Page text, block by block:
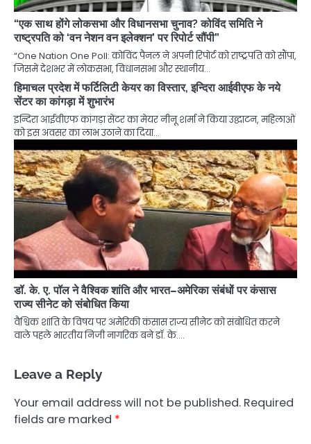
“एक साथ होंगे लोकसभा और विधानसभा चुनाव? कोविंद समिति ने
राष्ट्रपति को ‘वन नेशन वन इलेक्शन’ पर रिपोर्ट सौंपी”
“One Nation One Poll: कोविंद पैनल ने अपनी रिपोर्ट को राष्ट्रपति को सौंपा,
जिसमें देशभर में लोकसभा, विधानसभा और स्थानीय…
हिमाचल प्रदेश में फर्टिलिटी केयर का विस्तार, इन्दिरा आईवीएफ के नये
सेंटर का कांगड़ा में शुभारंभ
इन्दिरा आईवीएफ कांगड़ा सेंटर का मेयर नीनू शर्मा ने किया उद्घाटन, महिलाओं
को इस अवसर का लाभ उठाने का दिया…
डॉ. के. ए. पॉल ने वैश्विक शांति और भारत–अमेरिका संबंधों पर कंसास
राज्य सीनेट को संबोधित किया
वैश्विक शांति के विषय पर अमेरिकी कंसास राज्य सीनेट को संबोधित करने
वाले पहले भारतीय निजी नागरिक बने डॉ. के.…
Leave a Reply
Your email address will not be published. Required
fields are marked *